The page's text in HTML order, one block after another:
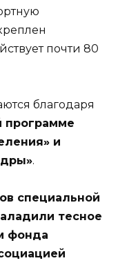
почти 80
благодаря
программе
и
.
специальной
тесное
фонда